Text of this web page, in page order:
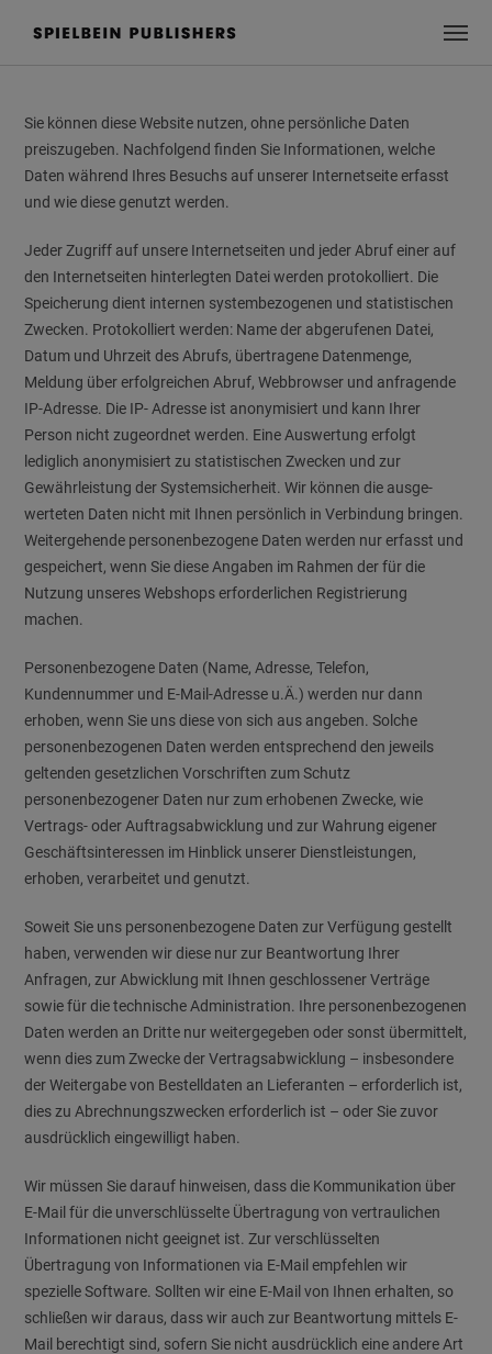
Sie können diese Website nutzen, ohne persönliche Daten
preiszugeben. Nachfolgend finden Sie Informationen, welche
Daten während Ihres Besuchs auf unserer Internetseite erfasst
und wie diese genutzt werden.
Jeder Zugriff auf unsere Internetseiten und jeder Abruf einer auf
den Internetseiten hinterlegten Datei werden protokolliert. Die
Speicherung dient internen systembezogenen und statistischen
Zwecken. Protokolliert werden: Name der abgerufenen Datei,
Datum und Uhrzeit des Abrufs, übertragene Datenmenge,
Meldung über erfolgreichen Abruf, Webbrowser und anfragende
IP-Adresse. Die IP- Adresse ist anonymisiert und kann Ihrer
Person nicht zugeordnet werden. Eine Auswertung erfolgt
lediglich anonymisiert zu sta­tis­tisch­en Zwecken und zur
Gewährleistung der Systemsicherheit. Wir können die aus­ge­
werteten Daten nicht mit Ihnen persönlich in Verbindung bringen.
Weitergehende personenbezogene Daten werden nur erfasst und
gespeichert, wenn Sie diese Angaben im Rahmen der für die
Nutzung unseres Webshops erforderlichen Registrierung
machen.
Personenbezogene Daten (Name, Adresse, Telefon,
Kundennummer und E-Mail-Adresse u.Ä.) werden nur dann
erhoben, wenn Sie uns diese von sich aus angeben. Solche
personenbezogenen Daten werden entsprechend den jeweils
geltenden gesetzlichen Vorschriften zum Schutz
personenbezogener Daten nur zum erhobenen Zwecke, wie
Vertrags- oder Auftragsabwicklung und zur Wahrung eigener
Geschäfts­in­ter­es­sen im Hinblick unserer Dienstleistungen,
erhoben, verarbeitet und genutzt.
Soweit Sie uns personenbezogene Daten zur Verfügung gestellt
haben, verwenden wir diese nur zur Beantwortung Ihrer
Anfragen, zur Abwicklung mit Ihnen geschlossener Verträge
sowie für die technische Administration. Ihre personenbezogenen
Daten werden an Dritte nur weitergegeben oder sonst übermittelt,
wenn dies zum Zwecke der Vertragsabwicklung – insbesondere
der Weitergabe von Bestelldaten an Lieferanten – erforderlich ist,
dies zu Abrechnungszwecken erforderlich ist – oder Sie zuvor
ausdrücklich eingewilligt haben.
Wir müssen Sie darauf hinweisen, dass die Kommunikation über
E-Mail für die un­ver­schlüsselte Übertragung von vertraulichen
Informationen nicht geeignet ist. Zur verschlüsselten
Übertragung von Informationen via E-Mail empfehlen wir
spezielle Software. Sollten wir eine E-Mail von Ihnen erhalten, so
schließen wir daraus, dass wir auch zur Beantwortung mittels E-
Mail berechtigt sind, sofern Sie nicht ausdrücklich eine andere Art